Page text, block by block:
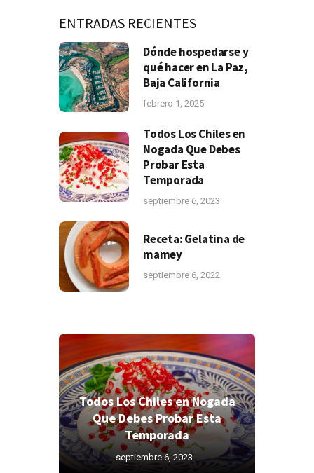
ENTRADAS RECIENTES
Dónde hospedarse y
qué hacer en La Paz,
Baja California
febrero 1, 2025
Todos Los Chiles en
Nogada Que Debes
Probar Esta
Temporada
septiembre 6, 2023
Receta: Gelatina de
mamey
septiembre 6, 2022
Todos Los Chiles en Nogada
Que Debes Probar Esta
Temporada
septiembre 6, 2023